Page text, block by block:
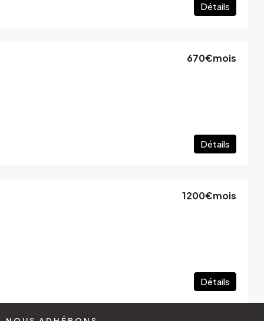
Détails
670€mois
Détails
1200€mois
Détails